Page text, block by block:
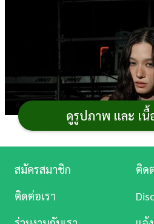
ดูรูปภาพ และ เนื้
บันเทิง
ดู
หนัง
สมัครสมาชิก
ติด
ติดต่อเรา